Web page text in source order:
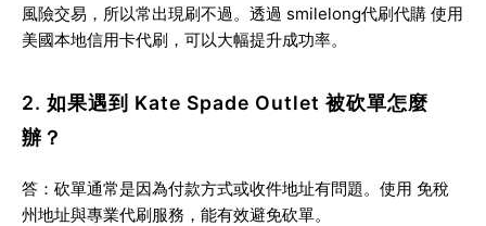
風險交易，所以常出現刷不過。透過 smilelong代刷代購 使用
美國本地信用卡代刷，可以大幅提升成功率。
2. 如果遇到 Kate Spade Outlet 被砍單怎麼
辦？
答：砍單通常是因為付款方式或收件地址有問題。使用 免稅
州地址與專業代刷服務 ，能有效避免砍單。